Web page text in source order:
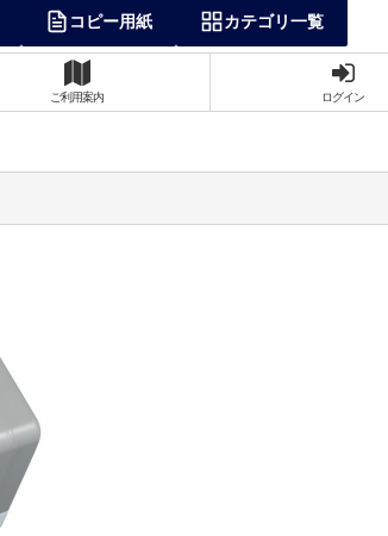
コピー用紙 カテゴリ一覧
ご利用案内 ログイン